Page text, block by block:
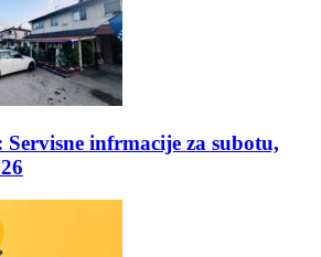
Servisne infrmacije za subotu,